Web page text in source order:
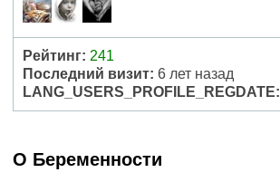
Рейтинг: 241
Последний визит: 6 лет назад
LANG_USERS_PROFILE_REGDATE:
О Беременности